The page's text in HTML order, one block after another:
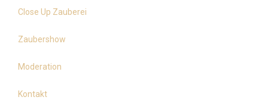
Close Up Zauberei
Zaubershow
Moderation
Kontakt